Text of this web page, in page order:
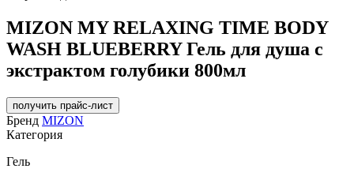
MIZON MY RELAXING TIME BODY
WASH BLUEBERRY Гель для душа с
экстрактом голубики 800мл
получить прайс-лист
Бренд MIZON
Категория
Гель